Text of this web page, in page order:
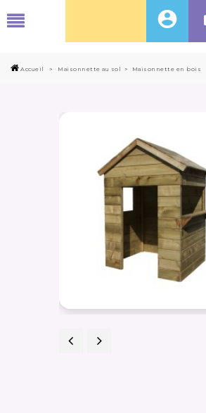
Accueil > Maisonnette au sol > Maisonnette en bois